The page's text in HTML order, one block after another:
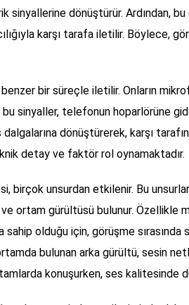
sinyallerine dönüştürür. Ardından,
karşı tarafa iletilir. Böylece,
benzer bir süreçle iletilir. Onların
sinyaller, telefonun hoparlörüne
dönüştürerek, karşı
detay ve faktör rol oynamaktadır.
birçok unsurdan etkilenir. Bu
ve ortam gürültüsü bulunur.
sahip olduğu için, görüşme
bulunan arka gürültü, sesin
konuşurken, ses kalitesinde